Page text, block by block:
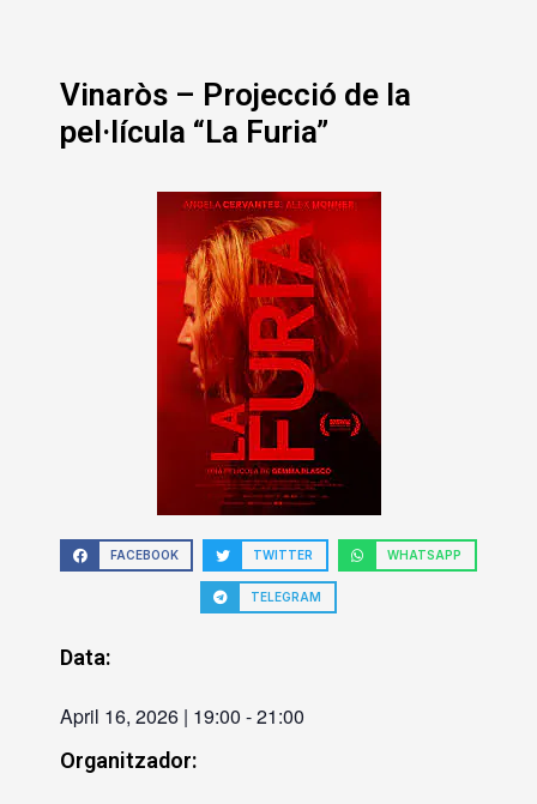
Vinaròs – Projecció de la
pel·lícula “La Furia”
FACEBOOK TWITTER WHATSAPP
TELEGRAM
Data:
April 16, 2026 | 19:00 -21:00
Organitzador: